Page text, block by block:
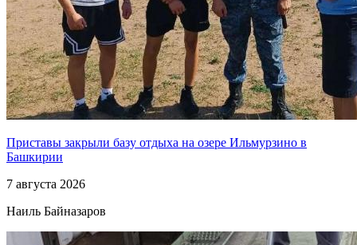
Приставы закрыли базу отдыха на озере Ильмурзино в
Башкирии
7 августа 2026
Наиль Байназаров